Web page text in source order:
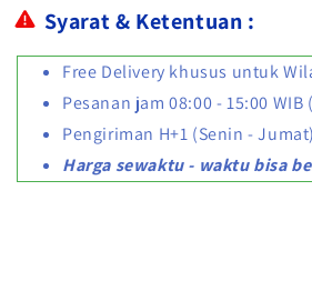
Syarat & Ketentuan :
Free Delivery khusus untuk
Pesanan jam 08:00 - 15:00
Pengiriman H+1 (Senin - Jumat)
Harga sewaktu - waktu bisa